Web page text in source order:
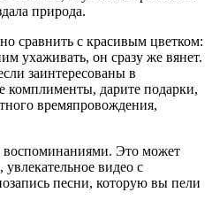
природа.
сравнить с красивым цветком:
ухаживать, он сразу же вянет.
заинтересованы в
комплименты, дарите подарки,
времяпровождения,
Это может
видео с
песни, которую вы пели